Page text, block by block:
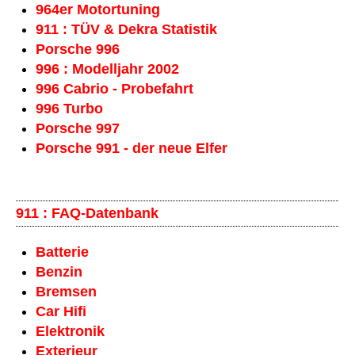
964er Motortuning
911 : TÜV & Dekra Statistik
Porsche 996
996 : Modelljahr 2002
996 Cabrio - Probefahrt
996 Turbo
Porsche 997
Porsche 991 - der neue Elfer
911 : FAQ-Datenbank
Batterie
Benzin
Bremsen
Car Hifi
Elektronik
Exterieur